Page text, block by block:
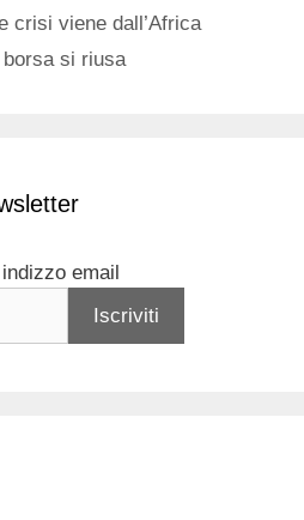
crisi viene dall’Africa
si riusa
email